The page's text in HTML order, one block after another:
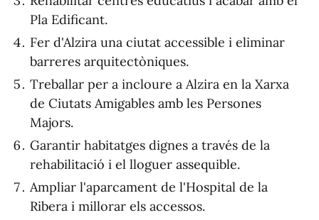
Pla Edificant.
Fer d'Alzira una ciutat accessible i eliminar
barreres arquitectòniques.
Treballar per a incloure a Alzira en la Xarxa
de Ciutats Amigables amb les Persones
Majors.
Garantir habitatges dignes a través de la
rehabilitació i el lloguer assequible.
Ampliar l'aparcament de l'Hospital de la
Ribera i millorar els accessos.